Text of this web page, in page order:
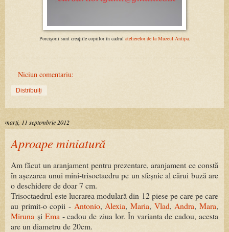
Porcișorii sunt creațiile copiilor în cadrul atelierelor de la Muzeul Antipa.
Niciun comentariu:
Distribuiți
marți, 11 septembrie 2012
Aproape miniatură
Am făcut un aranjament pentru prezentare, aranjament ce constă
în așezarea unui mini-trisoctaedru pe un sfeșnic al cărui buză are
o deschidere de doar 7 cm.
Trisoctaedrul este lucrarea modulară din 12 piese pe care pe care
au primit-o copii - Antonio, Alexia,Maria, Vlad, Andra,Mara,
Miruna și Ema - cadou de ziua lor. În varianta de cadou, acesta
are un diametru de 20cm.